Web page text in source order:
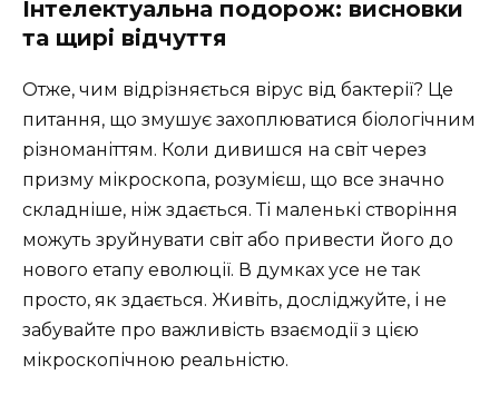
Інтелектуальна подорож: висновки
та щирі відчуття
Отже, чим відрізняється вірус від бактерії? Це
питання, що змушує захоплюватися біологічним
різноманіттям. Коли дивишся на світ через
призму мікроскопа, розумієш, що все значно
складніше, ніж здається. Ті маленькі створіння
можуть зруйнувати світ або привести його до
нового етапу еволюції. В думках усе не так
просто, як здається. Живіть, досліджуйте, і не
забувайте про важливість взаємодії з цією
мікроскопічною реальністю.